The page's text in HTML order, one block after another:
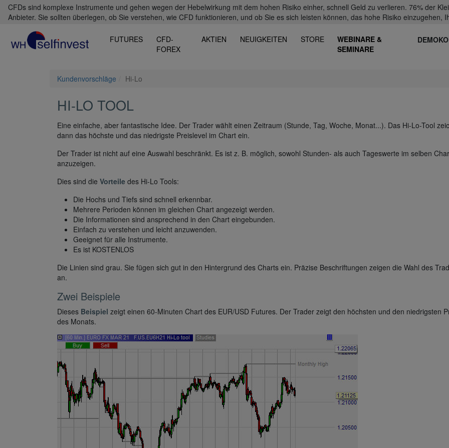
CFDs sind komplexe Instrumente und gehen wegen der Hebelwirkung mit dem hohen Risiko einher, schnell Geld zu verlieren. 76% der
Anbieter. Sie sollten überlegen, ob Sie verstehen, wie CFD funktionieren, und ob Sie es sich leisten können, das hohe Risiko einzugehen,
FUTURES
CFD-
FOREX
AKTIEN NEUIGKEITEN STORE
WEBINARE &
SEMINARE
Kundenvorschläge Hi-Lo
HI-LO TOOL
Eine einfache, aber fantastische Idee. Der Trader wählt einen Zeitraum (Stunde, Tag, Woche, Monat...). Das Hi-Lo-Tool
dann das höchste und das niedrigste Preislevel im Chart ein.
Der Trader ist nicht auf eine Auswahl beschränkt. Es ist z. B. möglich, sowohl Stunden- als auch Tageswerte im selben
anzuzeigen.
Dies sind die Vorteile des Hi-Lo Tools:
Die Hochs und Tiefs sind schnell erkennbar.
Mehrere Perioden können im gleichen Chart angezeigt werden.
Die Informationen sind ansprechend in den Chart eingebunden.
Einfach zu verstehen und leicht anzuwenden.
Geeignet für alle Instrumente.
Es ist KOSTENLOS
Die Linien sind grau. Sie fügen sich gut in den Hintergrund des Charts ein. Präzise Beschriftungen zeigen die Wahl des
an.
Zwei Beispiele
Dieses Beispiel zeigt einen 60-Minuten Chart des EUR/USD Futures. Der Trader zeigt den höchsten und den niedrigsten
des Monats.